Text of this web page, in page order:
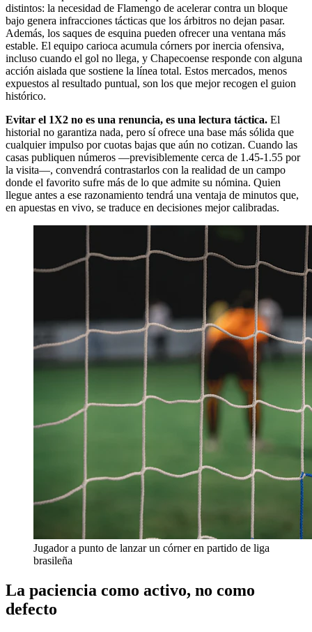
distintos: la necesidad de Flamengo de acelerar contra un bloque
bajo genera infracciones tácticas que los árbitros no dejan pasar.
Además, los saques de esquina pueden ofrecer una ventana más
estable. El equipo carioca acumula córners por inercia ofensiva,
incluso cuando el gol no llega, y Chapecoense responde con alguna
acción aislada que sostiene la línea total. Estos mercados, menos
expuestos al resultado puntual, son los que mejor recogen el guion
histórico.
Evitar el 1X2 no es una renuncia, es una lectura táctica. El
historial no garantiza nada, pero sí ofrece una base más sólida que
cualquier impulso por cuotas bajas que aún no cotizan. Cuando las
casas publiquen números —previsiblemente cerca de 1.45-1.55 por
la visita—, convendrá contrastarlos con la realidad de un campo
donde el favorito sufre más de lo que admite su nómina. Quien
llegue antes a ese razonamiento tendrá una ventaja de minutos que,
en apuestas en vivo, se traduce en decisiones mejor calibradas.
Jugador a punto de lanzar un córner en partido de liga
brasileña
La paciencia como activo, no como
defecto